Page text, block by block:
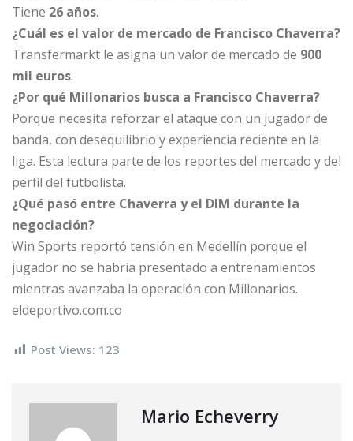
Tiene 26 años.
¿Cuál es el valor de mercado de Francisco Chaverra?
Transfermarkt le asigna un valor de mercado de 900
mil euros.
¿Por qué Millonarios busca a Francisco Chaverra?
Porque necesita reforzar el ataque con un jugador de
banda, con desequilibrio y experiencia reciente en la
liga. Esta lectura parte de los reportes del mercado y del
perfil del futbolista.
¿Qué pasó entre Chaverra y el DIM durante la
negociación?
Win Sports reportó tensión en Medellín porque el
jugador no se habría presentado a entrenamientos
mientras avanzaba la operación con Millonarios.
eldeportivo.com.co
Post Views: 123
Mario Echeverry